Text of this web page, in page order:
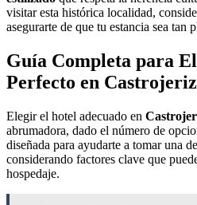
visitar esta histórica localidad,
asegurarte de que tu estancia sea tan
Guía Completa para
Perfecto en Castrojeriz
Elegir el hotel adecuado en
abrumadora, dado el número de
diseñada para ayudarte a tomar una
considerando factores clave que
hospedaje.